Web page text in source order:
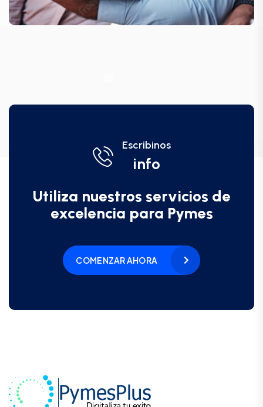
Escribinos
info
Utiliza nuestros servicios de
excelencia para Pymes
COMENZAR AHORA